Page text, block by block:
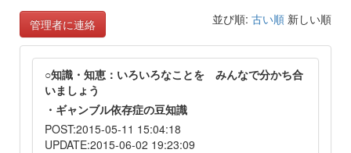
管理者に連絡 並び順: 古い順 新しい順
○知識・知恵：いろいろなことを みんなで分かち合
いましょう
・ギャンブル依存症の豆知識
POST:2015-05-11 15:04:18
UPDATE:2015-06-02 19:23:09